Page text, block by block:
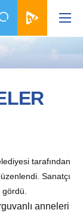
tarafından
Sanatçı
anneleri